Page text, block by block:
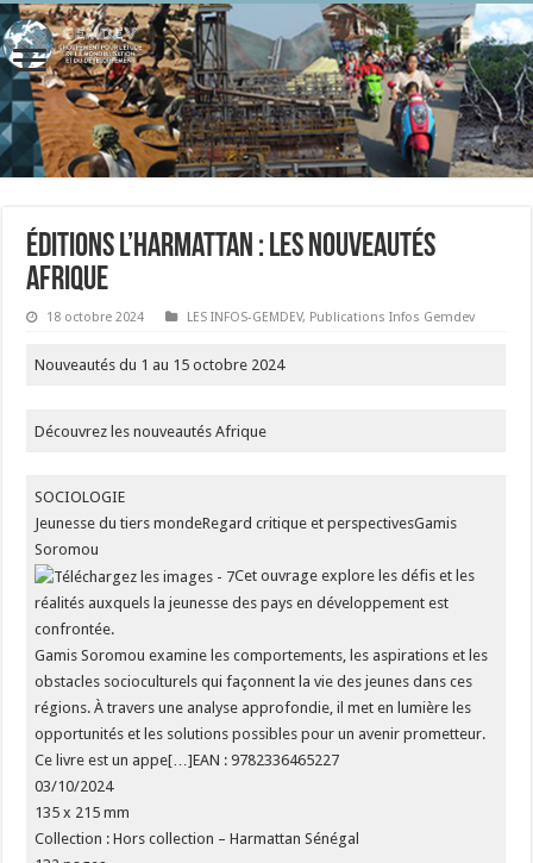
Éditions L’Harmattan : Les nouveautés
Afrique​
18 octobre 2024 LES INFOS-GEMDEV, Publications Infos Gemdev
Nouveautés du 1 au 15 octobre 2024
Découvrez les nouveautés Afrique
SOCIOLOGIE
Jeunesse du tiers mondeRegard critique et perspectivesGamis
Soromou
Cet ouvrage explore les défis et les
réalités auxquels la jeunesse des pays en développement est
confrontée.
Gamis Soromou examine les comportements, les aspirations et les
obstacles socioculturels qui façonnent la vie des jeunes dans ces
régions. À travers une analyse approfondie, il met en lumière les
opportunités et les solutions possibles pour un avenir prometteur.
Ce livre est un appe[…]EAN : 9782336465227
03/10/2024
135 x 215 mm
Collection : Hors collection – Harmattan Sénégal